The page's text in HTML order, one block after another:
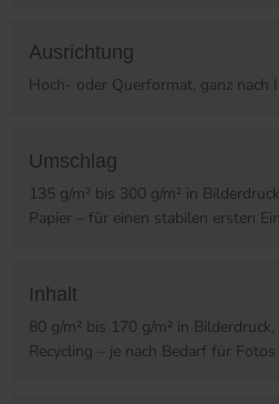
Ausrichtung
Hoch- oder Querformat, ganz nach
Umschlag
135 g/m² bis 300 g/m² in
Papier – für einen stabilen ersten
Inhalt
80 g/m² bis 170 g/m² in
Recycling – je nach Bedarf für